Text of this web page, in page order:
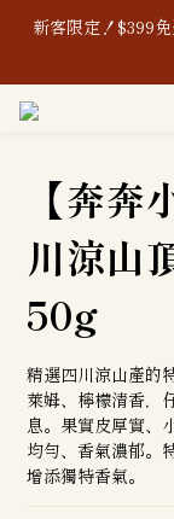
新客限定！$399
新客限定！$399
8/1-8/8
本公司生產之含辣
新客限定！$399
【奔
川涼山
50g
精選四川涼山產的
萊姆、檸檬清香，
息。果實皮厚實、
均勻、香氣濃郁。
增添獨特香氣。